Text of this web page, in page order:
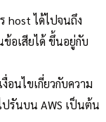
host ได้ไปจนถึง
อเสียได้ ขึ้นอยู่กับ
อนไขเกี่ยวกับความ
รันบน AWS เป็นต้น